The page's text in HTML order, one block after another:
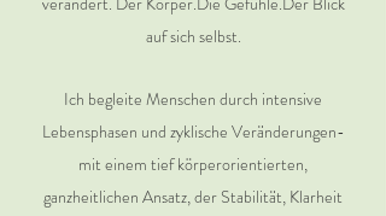
auf sich selbst.
Ich begleite Menschen durch intensive
Lebensphasen und zyklische Veränderungen-
mit einem tief körperorientierten,
ganzheitlichen Ansatz, der Stabilität, Klarheit